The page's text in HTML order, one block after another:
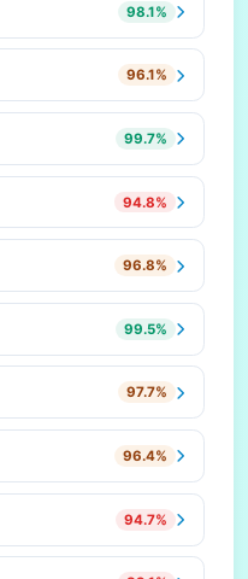
98.1%
96.1%
99.7%
94.8%
96.8%
99.5%
97.7%
96.4%
94.7%